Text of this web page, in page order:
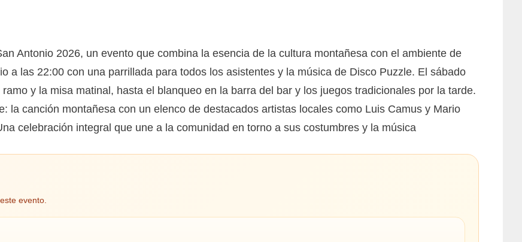
Antonio 2026, un evento que combina la esencia de la cultura montañesa con el ambiente de
a las 22:00 con una parrillada para todos los asistentes y la música de Disco Puzzle. El sábado
y la misa matinal, hasta el blanqueo en la barra del bar y los juegos tradicionales por la tarde.
la canción montañesa con un elenco de destacados artistas locales como Luis Camus y Mario
celebración integral que une a la comunidad en torno a sus costumbres y la música
evento.